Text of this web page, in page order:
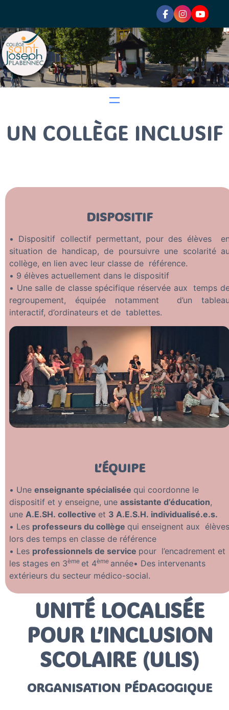
UN COLLÈGE INCLUSIF
DISPOSITIF
• Dispositif collectif permettant, pour des élèves
situation de handicap, de poursuivre une scolarité
collège, en lien avec leur classe de référence.
• 9 élèves actuellement dans le dispositif
• Une salle de classe spécifique réservée aux temps
regroupement, équipée notamment d’un
interactif, d’ordinateurs et de tablettes.
L’ÉQUIPE
• Une enseignante spécialisée qui coordonne le
dispositif et y enseigne, une assistante d’éducation,
une A.E.SH. collective et 3 A.E.S.H. individualisé.e.s.
• Les professeurs du collège qui enseignent aux élèves
lors des temps en classe de référence
• Les professionnels de service pour l’encadrement et
les stages en 3ème et 4ème année• Des intervenants
extérieurs du secteur médico-social.
UNITÉ LOCALISÉE
POUR L’INCLUSION
SCOLAIRE (ULIS)
ORGANISATION PÉDAGOGIQUE